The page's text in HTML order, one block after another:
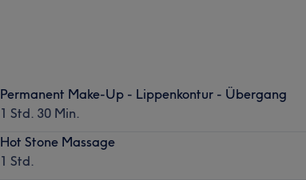
Permanent Make-Up - Lippenkontur - Übergang
1 Std. 30 Min.
Hot Stone Massage
1 Std.